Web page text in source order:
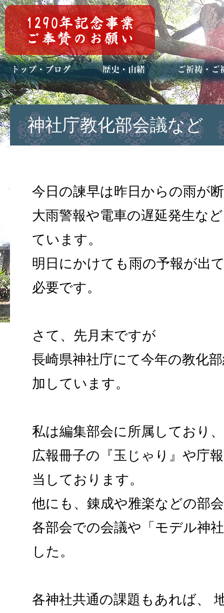
トップページ
ブログ(日々八百万)
お知らせ一覧 歴史・ご祭神
年中行事
メディア掲載 ご祈祷・ご祈
安産祈願
初宮参り
七五三詣
長寿のお祝い
神前結婚式
厄祓い・方位
車のお祓い
地鎮祭
神葬祭（神式
神社庁教化部会議など
今日の諫早は昨日からの雨が
大雨警報や電車の遅延発生な
ています。
明日にかけても雨の予報が出
必要です。
さて、先月末ですが
長崎県神社庁にて今年の教化
加しています。
私は編集部会に所属しており、
広報冊子の『玉じゃり』や庁
当しております。
他にも、錬成や雅楽などの部
各部会での会議や「モデル神
した。
各神社共通の課題もあれば、